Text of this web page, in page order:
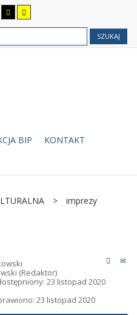
SZUKAJ
BIP KONTAKT
> imprezy
(Redaktor)
23 listopad 2020
23 listopad 2020